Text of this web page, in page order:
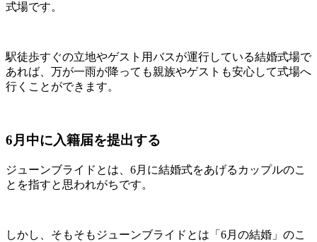
式場です。
駅徒歩すぐの立地やゲスト用バスが運行している結婚式場で
あれば、万が一雨が降っても親族やゲストも安心して式場へ
行くことができます。
6月中に入籍届を提出する
ジューンブライドとは、6月に結婚式をあげるカップルのこ
とを指すと思われがちです。
しかし、そもそもジューンブライドとは「6月の結婚」のこ